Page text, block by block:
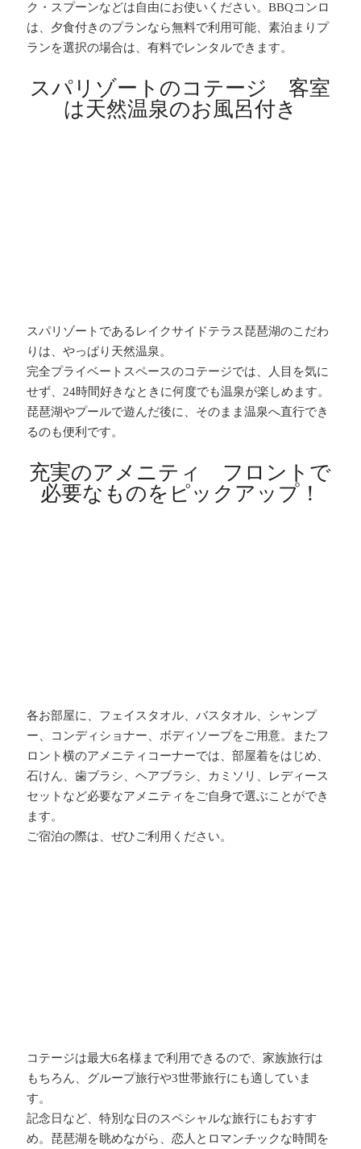
ク・スプーンなどは自由にお使いください。BBQコンロ
は、夕食付きのプランなら無料で利用可能、素泊まりプ
ランを選択の場合は、有料でレンタルできます。
スパリゾートのコテージ 客室
は天然温泉のお風呂付き
スパリゾートであるレイクサイドテラス琵琶湖のこだわ
りは、やっぱり天然温泉。
完全プライベートスペースのコテージでは、人目を気に
せず、24時間好きなときに何度でも温泉が楽しめます。
琵琶湖やプールで遊んだ後に、そのまま温泉へ直行でき
るのも便利です。
充実のアメニティ フロントで
必要なものをピックアップ！
各お部屋に、フェイスタオル、バスタオル、シャンプ
ー、コンディショナー、ボディソープをご用意。またフ
ロント横のアメニティコーナーでは、部屋着をはじめ、
石けん、歯ブラシ、ヘアブラシ、カミソリ、レディース
セットなど必要なアメニティをご自身で選ぶことができ
ます。
ご宿泊の際は、ぜひご利用ください。
コテージは最大6名様まで利用できるので、家族旅行は
もちろん、グループ旅行や3世帯旅行にも適していま
す。
記念日など、特別な日のスペシャルな旅行にもおすす
め。琵琶湖を眺めながら、恋人とロマンチックな時間を